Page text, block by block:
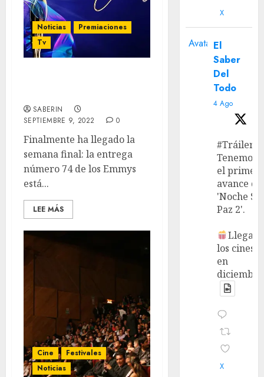
Noticias
Premiaciones
Tv
SABERIN
SEPTIEMBRE 9, 2022
0
Finalmente ha llegado la
semana final: la entrega
número 74 de los Emmys
está...
LEE MÁS
Cine
Festivales
Noticias
X
Avatar El
Saber
Del
Todo
4 Ago
#Tráiler
Tenemos
el primer
avance de
'Noche
Paz 2'.
Llega a
los cines
en
X